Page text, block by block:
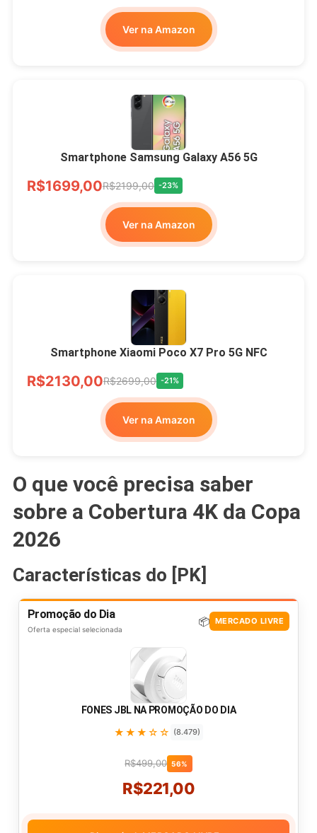
Ver na Amazon
Smartphone Samsung Galaxy A56 5G
R$1699,00R$2199,00 -23%
Ver na Amazon
Smartphone Xiaomi Poco X7 Pro 5G NFC
R$2130,00R$2699,00 -21%
Ver na Amazon
O que você precisa saber
sobre a Cobertura 4K da Copa
2026
Características do [PK]
Promoção do Dia
Oferta especial selecionada
📦 MERCADO LIVRE
FONES JBL NA PROMOÇÃO DO DIA
★★★☆☆ (8.479)
R$499,00 56%
R$221,00